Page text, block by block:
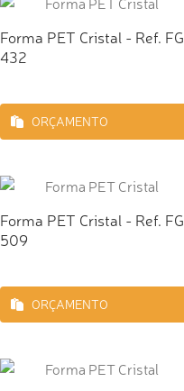
Forma PET Cristal - Ref. FG
432
ORÇAMENTO
Forma PET Cristal - Ref. FG
509
ORÇAMENTO